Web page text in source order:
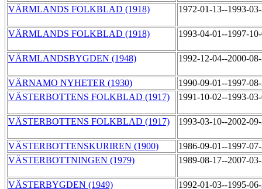
VÄRMLANDS FOLKBLAD (1918) 1972-01-13--1993-
VÄRMLANDS FOLKBLAD (1918) 1993-04-01--1997-
VÄRMLANDSBYGDEN (1948) 1992-12-04--2000-
VÄRNAMO NYHETER (1930)
1990-09-01--1997-
VÄSTERBOTTENS FOLKBLAD (1917)
1991-10-02--1993-
VÄSTERBOTTENS FOLKBLAD (1917) 1993-03-10--2002-
VÄSTERBOTTENSKURIREN (1900)
1986-09-01--1997-
VÄSTERBOTTNINGEN (1979)
1989-08-17--2007-
VÄSTERBYGDEN (1949)
1992-01-03--1995-